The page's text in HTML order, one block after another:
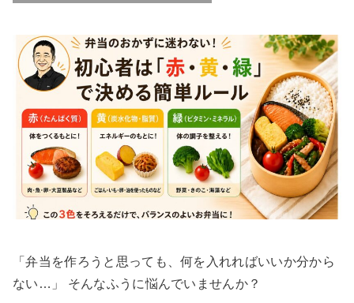
「弁当を作ろうと思っても、何を入れればいいか分から
ない…」 そんなふうに悩んでいませんか？